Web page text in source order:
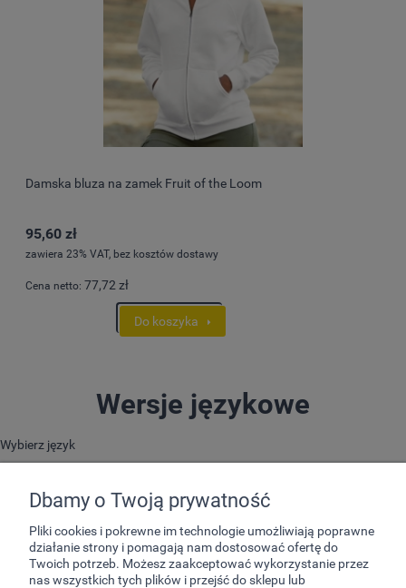
Damska bluza na zamek Fruit of the Loom
95,60 zł
zawiera 23% VAT, bez kosztów dostawy
Cena netto: 77,72 zł
Do koszyka
Wersje językowe
Wybierz język
Dbamy o Twoją prywatność
Pliki cookies i pokrewne im technologie umożliwiają poprawne
działanie strony i pomagają nam dostosować ofertę do
Twoich potrzeb. Możesz zaakceptować wykorzystanie przez
nas wszystkich tych plików i przejść do sklepu lub